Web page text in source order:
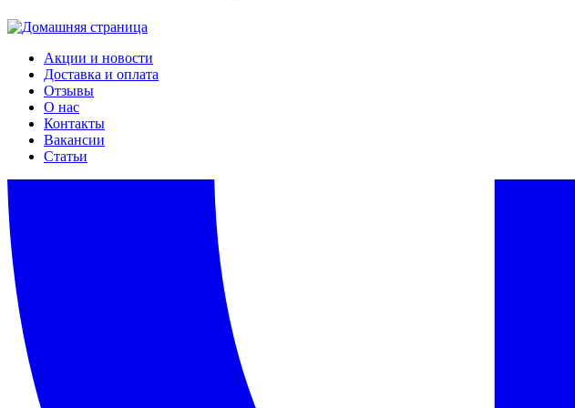
Акции и новости
Доставка и оплата
Отзывы
О нас
Контакты
Вакансии
Статьи